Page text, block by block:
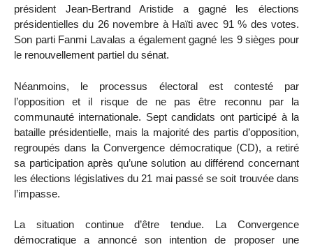
président Jean-Bertrand Aristide a gagné les élections
présidentielles du 26 novembre à Haïti avec 91 % des votes.
Son parti Fanmi Lavalas a également gagné les 9 sièges pour
le renouvellement partiel du sénat.
Néanmoins, le processus électoral est contesté par
l’opposition et il risque de ne pas être reconnu par la
communauté internationale. Sept candidats ont participé à la
bataille présidentielle, mais la majorité des partis d’opposition,
regroupés dans la Convergence démocratique (CD), a retiré
sa participation après qu’une solution au différend concernant
les élections législatives du 21 mai passé se soit trouvée dans
l’impasse.
La situation continue d’être tendue. La Convergence
démocratique a annoncé son intention de proposer une